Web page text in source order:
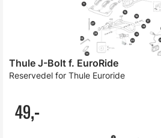
Thule J-Bolt f. EuroRide
Reservedel for Thule Euroride
49,-